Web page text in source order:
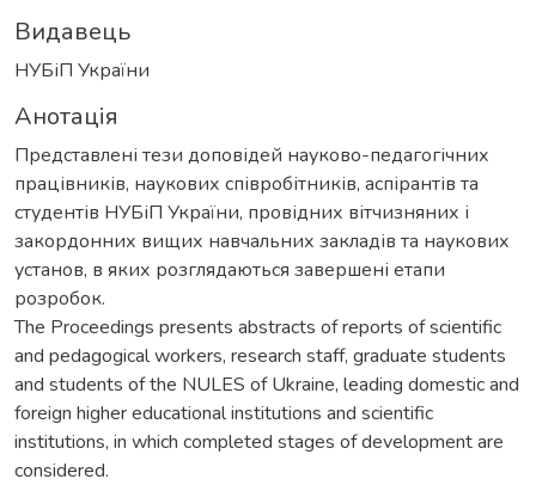
Видавець
НУБіП України
Анотація
Представлені тези доповідей науково-педагогічних
працівників, наукових співробітників, аспірантів та
студентів НУБіП України, провідних вітчизняних і
закордонних вищих навчальних закладів та наукових
установ, в яких розглядаються завершені етапи
розробок.
The Proceedings presents abstracts of reports of scientific
and pedagogical workers, research staff, graduate students
and students of the NULES of Ukraine, leading domestic and
foreign higher educational institutions and scientific
institutions, in which completed stages of development are
considered.